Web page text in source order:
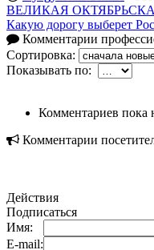
ВЕЛИКАЯ
Какую дорогу выберет
Комментарии
Сортировка:
Показывать по:
Комментариев пока
Комментарии
Действия
Подписаться
Имя:
E-mail: